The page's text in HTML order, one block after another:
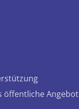
öffentliche Angebot